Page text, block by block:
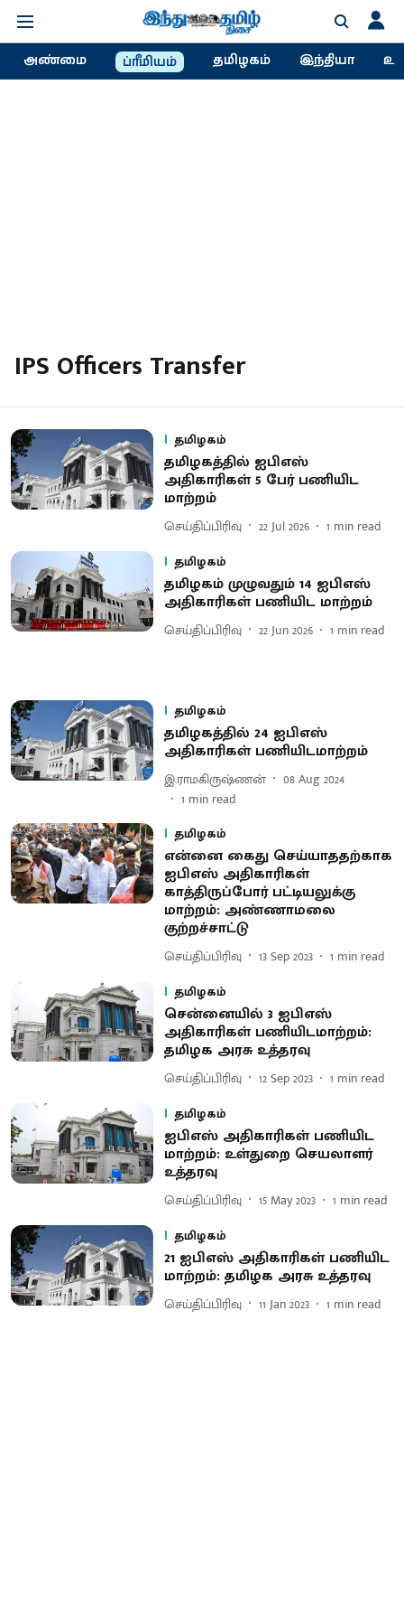
அண்மை ப்ரீமியம் தமிழகம் இந்தியா
IPS Officers Transfer
தமிழகம்
தமிழகத்தில் ஐபிஎஸ்
அதிகாரிகள் 5 பேர் பணியிட
மாற்றம்
செய்திப்பிரிவு 22 Jul 2026 1 min read
தமிழகம்
தமிழகம் முழுவதும் 14 ஐபிஎஸ்
அதிகாரிகள் பணியிட மாற்றம்
செய்திப்பிரிவு 22 Jun 2026 1 min read
தமிழகம்
தமிழகத்தில் 24 ஐபிஎஸ்
அதிகாரிகள் பணியிடமாற்றம்
இ.ராமகிருஷ்ணன்
08 Aug 2024
1 min read
தமிழகம்
என்னை கைது செய்யாததற்காக
ஐபிஎஸ் அதிகாரிகள்
காத்திருப்போர் பட்டியலுக்கு
மாற்றம்: அண்ணாமலை
குற்றச்சாட்டு
செய்திப்பிரிவு 13 Sep 2023 1 min read
தமிழகம்
சென்னையில் 3 ஐபிஎஸ்
அதிகாரிகள் பணியிடமாற்றம்:
தமிழக அரசு உத்தரவு
செய்திப்பிரிவு 12 Sep 2023 1 min read
தமிழகம்
ஐபிஎஸ் அதிகாரிகள் பணியிட
மாற்றம்: உள்துறை செயலாளர்
உத்தரவு
செய்திப்பிரிவு 15 May 2023 1 min read
தமிழகம்
21 ஐபிஎஸ் அதிகாரிகள் பணியிட
மாற்றம்: தமிழக அரசு உத்தரவு
செய்திப்பிரிவு 11 Jan 2023 1 min read